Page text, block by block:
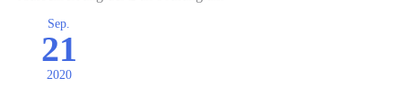
Sep.
21
2020